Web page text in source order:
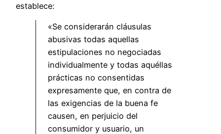
establece:
«Se considerarán cláusulas
abusivas todas aquellas
estipulaciones no negociadas
individualmente y todas aquéllas
prácticas no consentidas
expresamente que, en contra de
las exigencias de la buena fe
causen, en perjuicio del
consumidor y usuario, un